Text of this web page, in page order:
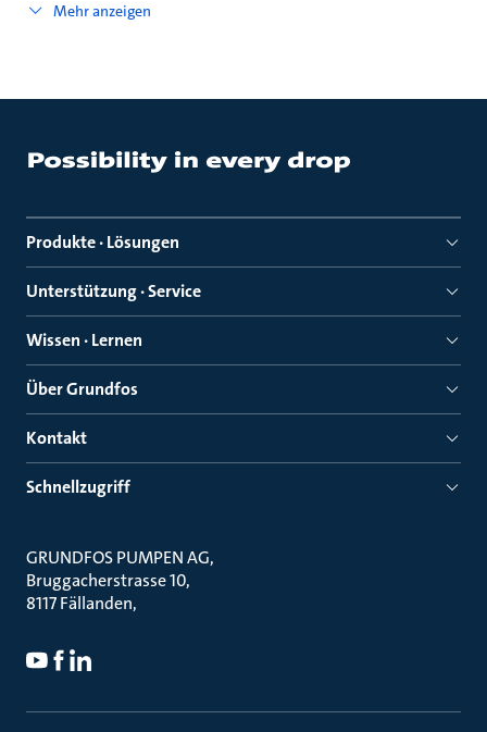
Mehr anzeigen
Produkte · Lösungen
Unterstützung · Service
Wissen · Lernen
Über Grundfos
Kontakt
Schnellzugriff
GRUNDFOS PUMPEN AG
Bruggacherstrasse 10
8117 Fällanden